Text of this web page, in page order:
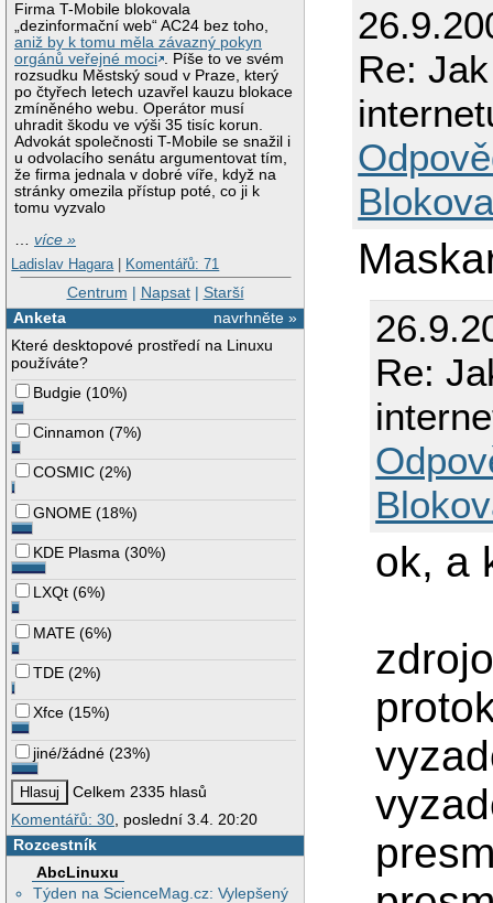
Firma T-Mobile blokovala
„dezinformační web“ AC24 bez toho,
aniž by k tomu měla závazný pokyn
orgánů veřejné moci . Píše to ve svém
rozsudku Městský soud v Praze, který
po čtyřech letech uzavřel kauzu blokace
zmíněného webu. Operátor musí
uhradit škodu ve výši 35 tisíc korun.
Advokát společnosti T-Mobile se snažil i
u odvolacího senátu argumentovat tím,
že firma jednala v dobré víře, když na
stránky omezila přístup poté, co ji k
tomu vyzvalo
…více »
Ladislav Hagara | Komentářů: 71
Centrum | Napsat| Starší
navrhněte »
Anketa
Které desktopové prostředí na Linuxu
používáte?
Budgie (10%)
Cinnamon (7%)
COSMIC (2%)
GNOME (18%)
KDE Plasma (30%)
LXQt (6%)
MATE (6%)
TDE (2%)
Xfce (15%)
jiné/žádné (23%)
Celkem 2335 hlasů
Komentářů: 30, poslední 3.4. 20:20
Rozcestník
AbcLinuxu
Týden na ScienceMag.cz: Vylepšený
Re:
Re:
ok, a